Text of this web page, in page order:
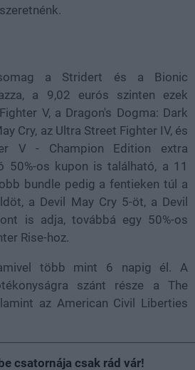
a Stridert és a Bionic
a 9,02 eurós szinten ezek
V, a Dragon's Dogma: Dark
Cry, az Ultra Street Fighter IV, és
V - Champion Edition extra
50%-os kupon is található, a 11
bundle pedig a fentieken túl a
a Devil May Cry 5-öt, a Devil
is adja, továbbá egy 50%-os
Rise-hoz.
több mint 6 napig él. A
szánt része a The
az American Civil Liberties
csatornája csak rád vár!